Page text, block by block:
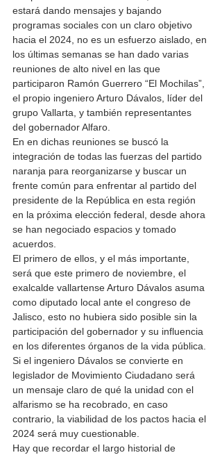
estará dando mensajes y bajando
programas sociales con un claro objetivo
hacia el 2024, no es un esfuerzo aislado, en
los últimas semanas se han dado varias
reuniones de alto nivel en las que
participaron Ramón Guerrero “El Mochilas”,
el propio ingeniero Arturo Dávalos, líder del
grupo Vallarta, y también representantes
del gobernador Alfaro.
En en dichas reuniones se buscó la
integración de todas las fuerzas del partido
naranja para reorganizarse y buscar un
frente común para enfrentar al partido del
presidente de la República en esta región
en la próxima elección federal, desde ahora
se han negociado espacios y tomado
acuerdos.
El primero de ellos, y el más importante,
será que este primero de noviembre, el
exalcalde vallartense Arturo Dávalos asuma
como diputado local ante el congreso de
Jalisco, esto no hubiera sido posible sin la
participación del gobernador y su influencia
en los diferentes órganos de la vida pública.
Si el ingeniero Dávalos se convierte en
legislador de Movimiento Ciudadano será
un mensaje claro de qué la unidad con el
alfarismo se ha recobrado, en caso
contrario, la viabilidad de los pactos hacia el
2024 será muy cuestionable.
Hay que recordar el largo historial de